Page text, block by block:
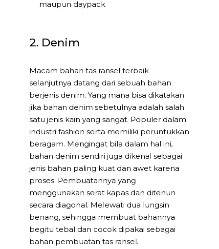
maupun daypack.
2. Denim
Macam bahan tas ransel terbaik
selanjutnya datang dari sebuah bahan
berjenis denim. Yang mana bisa dikatakan
jika bahan denim sebetulnya adalah salah
satu jenis kain yang sangat. Populer dalam
industri fashion serta memiliki peruntukkan
beragam. Mengingat bila dalam hal ini,
bahan denim sendiri juga dikenal sebagai
jenis bahan paling kuat dan awet karena
proses. Pembuatannya yang
menggunakan serat kapas dan ditenun
secara diagonal. Melewati dua lungsin
benang, sehingga membuat bahannya
begitu tebal dan cocok dipakai sebagai
bahan pembuatan tas ransel.